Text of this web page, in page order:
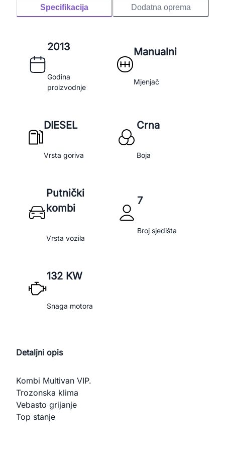
Specifikacija Dodatna oprema
2013
Godina
proizvodnje
Manualni
Mjenjač
DIESEL
Vrsta goriva
Crna
Boja
Putnički
kombi
Vrsta vozila
7
Broj sjedišta
132 KW
Snaga motora
Detaljni opis
Kombi Multivan VIP.
Trozonska klima
Vebasto grijanje
Top stanje